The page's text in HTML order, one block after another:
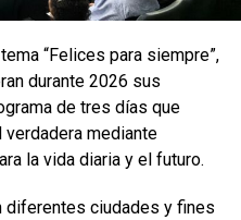
“Felices para siempre”,
durante 2026 sus
de tres días que
mediante
la vida diaria y el futuro.
diferentes ciudades y fines